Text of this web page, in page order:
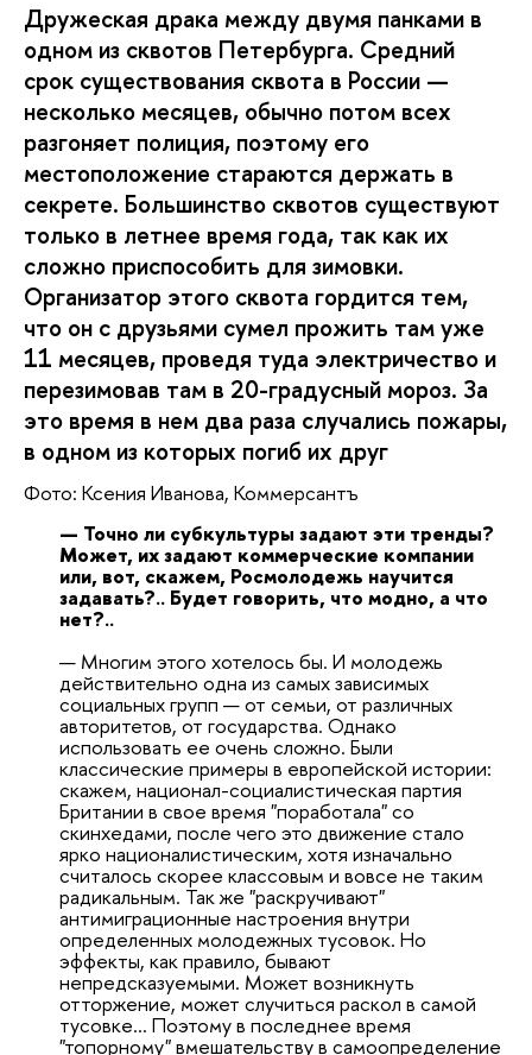
Дружеская драка между двумя панками в
одном из сквотов Петербурга. Средний
срок существования сквота в России —
несколько месяцев, обычно потом всех
разгоняет полиция, поэтому его
местоположение стараются держать в
секрете. Большинство сквотов существуют
только в летнее время года, так как их
сложно приспособить для зимовки.
Организатор этого сквота гордится тем,
что он с друзьями сумел прожить там уже
11 месяцев, проведя туда электричество и
перезимовав там в 20-градусный мороз. За
это время в нем два раза случались пожары,
в одном из которых погиб их друг
Фото: Ксения Иванова, Коммерсантъ
— Точно ли субкультуры задают эти тренды?
Может, их задают коммерческие компании
или, вот, скажем, Росмолодежь научится
задавать?.. Будет говорить, что модно, а что
нет?..
— Многим этого хотелось бы. И молодежь
действительно одна из самых зависимых
социальных групп — от семьи, от различных
авторитетов, от государства. Однако
использовать ее очень сложно. Были
классические примеры в европейской истории:
скажем, национал-социалистическая партия
Британии в свое время "поработала" со
скинхедами, после чего это движение стало
ярко националистическим, хотя изначально
считалось скорее классовым и вовсе не таким
радикальным. Так же "раскручивают"
антимиграционные настроения внутри
определенных молодежных тусовок. Но
эффекты, как правило, бывают
непредсказуемыми. Может возникнуть
отторжение, может случиться раскол в самой
тусовке... Поэтому в последнее время
"топорному" вмешательству в самоопределение